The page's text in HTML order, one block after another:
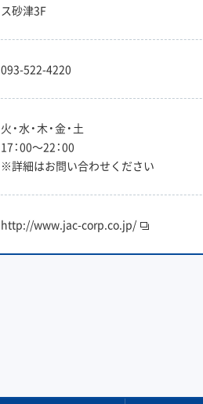
ス砂津3F
093-522-4220
火・水・木・金・土
17：00〜22：00
※詳細はお問い合わせください
http://www.jac-corp.co.jp/